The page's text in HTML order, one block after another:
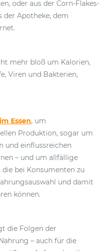
oder aus der Corn-Flakes-
der Apotheke, dem
mehr bloß um Kalorien,
Viren und Bakterien,
Essen, um
Produktion, sogar um
und einflussreichen
– und um allfällige
bei Konsumenten zu
und damit
können.
die Folgen der
– auch für die